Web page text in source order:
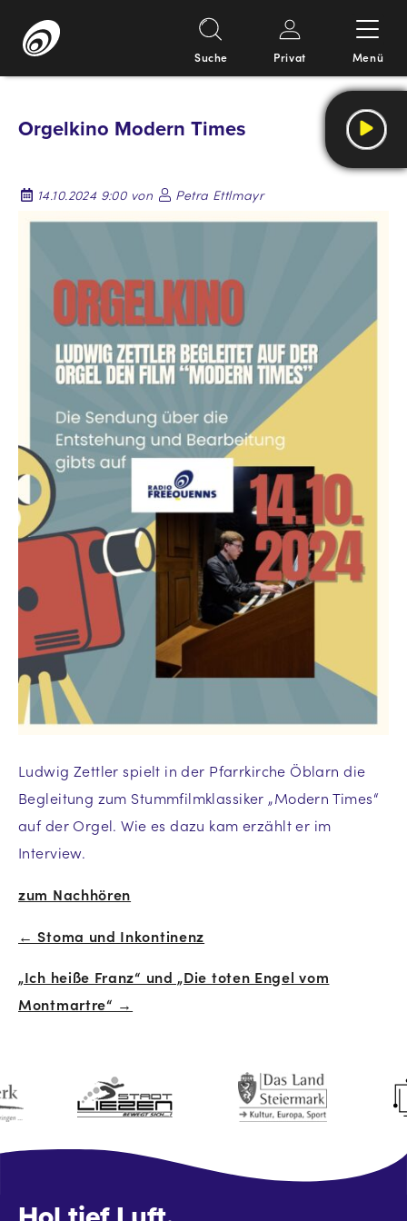
Inhalt
Suche Privat Menü
Orgelkino Modern Times
14.10.2024 9:00 von Petra Ettlmayr
Ludwig Zettler spielt in der Pfarrkirche Öblarn die
Begleitung zum Stummfilmklassiker „Modern Times“
auf der Orgel. Wie es dazu kam erzählt er im
Interview.
zum Nachhören
Beitrags-
Navigation
← Stoma und Inkontinenz
„Ich heiße Franz“ und „Die toten Engel vom
Montmartre“ →